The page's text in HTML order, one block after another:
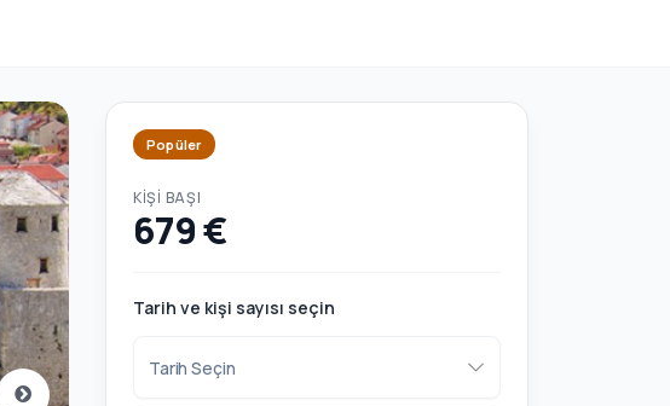
Popüler
KIŞI BAŞI
679 €
Tarih ve kişi sayısı seçin